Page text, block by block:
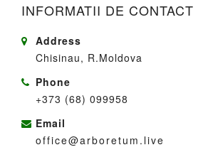
INFORMATII DE CONTACT
Address
Chisinau, R.Moldova
Phone
+373 (68) 099958
Email
office@arboretum.live